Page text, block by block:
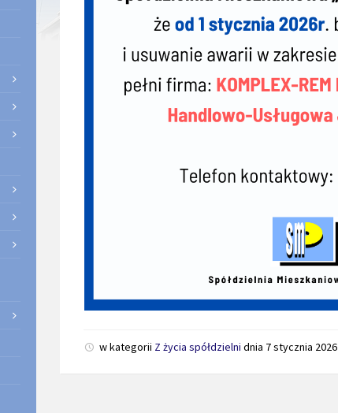
w kategorii Z życia spółdzielni dnia 7 stycznia 2026